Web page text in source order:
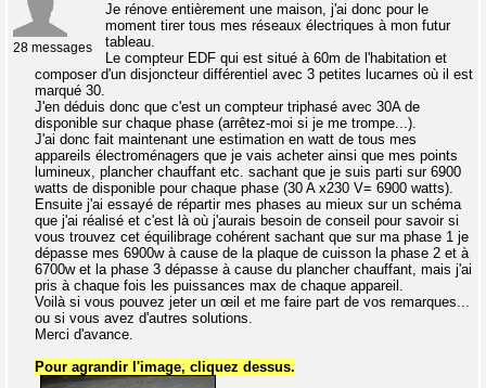
28 messages
Je rénove entièrement une maison, j'ai donc pour le
moment tirer tous mes réseaux électriques à mon futur
tableau.
Le compteur EDF qui est situé à 60m de l'habitation et
composer d'un disjoncteur différentiel avec 3 petites lucarnes où il est
marqué 30.
J'en déduis donc que c'est un compteur triphasé avec 30A de
disponible sur chaque phase (arrêtez-moi si je me trompe...).
J'ai donc fait maintenant une estimation en watt de tous mes
appareils électroménagers que je vais acheter ainsi que mes points
lumineux, plancher chauffant etc. sachant que je suis parti sur 6900
watts de disponible pour chaque phase (30 A x230 V= 6900 watts).
Ensuite j'ai essayé de répartir mes phases au mieux sur un schéma
que j'ai réalisé et c'est là où j'aurais besoin de conseil pour savoir si
vous trouvez cet équilibrage cohérent sachant que sur ma phase 1 je
dépasse mes 6900w à cause de la plaque de cuisson la phase 2 et à
6700w et la phase 3 dépasse à cause du plancher chauffant, mais j'ai
pris à chaque fois les puissances max de chaque appareil.
Voilà si vous pouvez jeter un œil et me faire part de vos remarques...
ou si vous avez d'autres solutions.
Merci d'avance.
Pour agrandir l'image, cliquez dessus.